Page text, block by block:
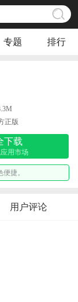
专题 排行
正版
下载
用市场
捷。
用户评论